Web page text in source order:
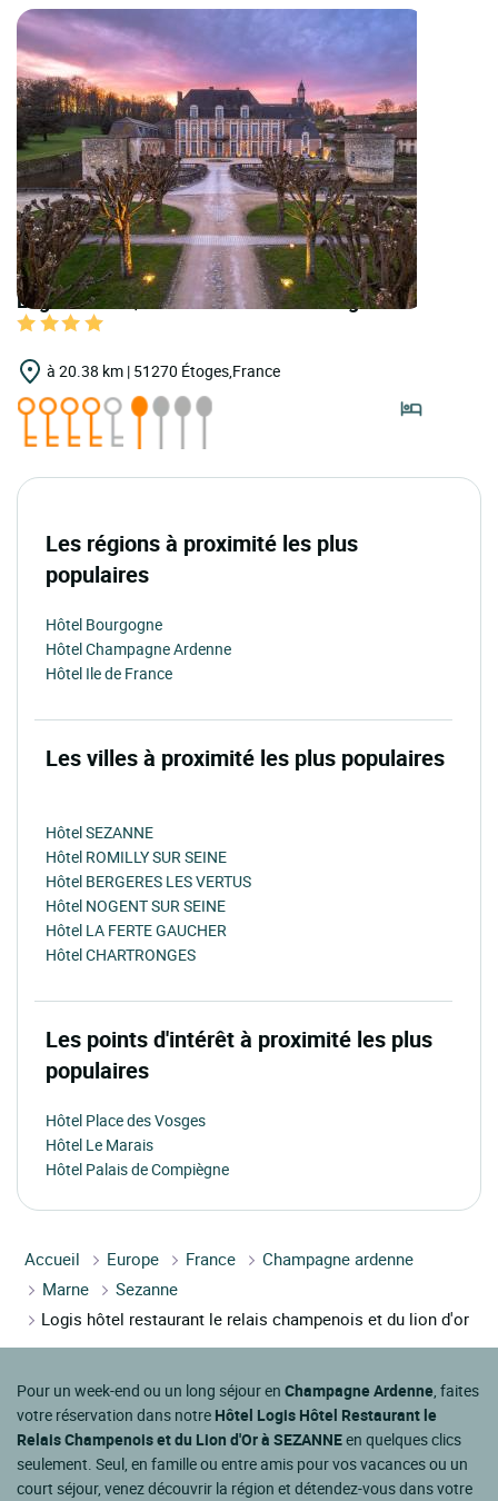
Logis Hôtels | Teritoria Château d'Étoges
à 20.38 km | 51270 Étoges,France
Les régions à proximité les plus
populaires
Hôtel Bourgogne
Hôtel Champagne Ardenne
Hôtel Ile de France
Les villes à proximité les plus populaires
Hôtel SEZANNE
Hôtel ROMILLY SUR SEINE
Hôtel BERGERES LES VERTUS
Hôtel NOGENT SUR SEINE
Hôtel LA FERTE GAUCHER
Hôtel CHARTRONGES
Les points d'intérêt à proximité les plus
populaires
Hôtel Place des Vosges
Hôtel Le Marais
Hôtel Palais de Compiègne
Accueil Europe France
Champagne ardenne
Marne
Sezanne
Logis hôtel restaurant le relais champenois et du lion d'or
Pour un week-end ou un long séjour en Champagne Ardenne, faites
votre réservation dans notre Hôtel Logis Hôtel Restaurant le
Relais Champenois et du Lion d'Or à SEZANNEen quelques clics
seulement. Seul, en famille ou entre amis pour vos vacances ou un
court séjour, venez découvrir la région et détendez-vous dans votre